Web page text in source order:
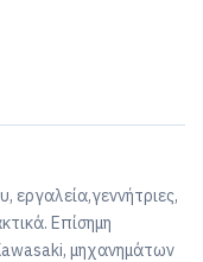
Επίσημη
μηχανημάτων